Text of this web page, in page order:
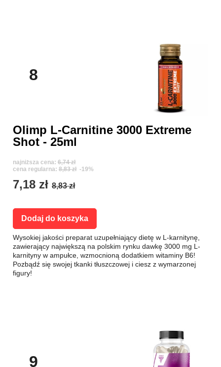
8
Olimp L-Carnitine 3000 Extreme
Shot - 25ml
najniższa cena: 6,74 zł
cena regularna: 8,83 zł -19%
7,18 zł 8,83 zł
Dodaj do koszyka
Wysokiej jakości preparat uzupełniający dietę w L-karnitynę,
zawierający największą na polskim rynku dawkę 3000 mg L-
karnityny w ampułce, wzmocnioną dodatkiem witaminy B6!
Pozbądź się swojej tkanki tłuszczowej i ciesz z wymarzonej
figury!
9